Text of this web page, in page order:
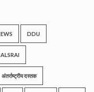
DDU
अंतर्राष्ट्रीय दस्तक